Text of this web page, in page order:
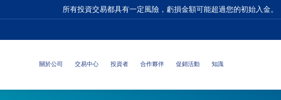
所有投資交易都具有一定風險，虧損金額可能超過您的初始入金。
關於公司 交易中心 投資者 合作夥伴 促銷活動 知識